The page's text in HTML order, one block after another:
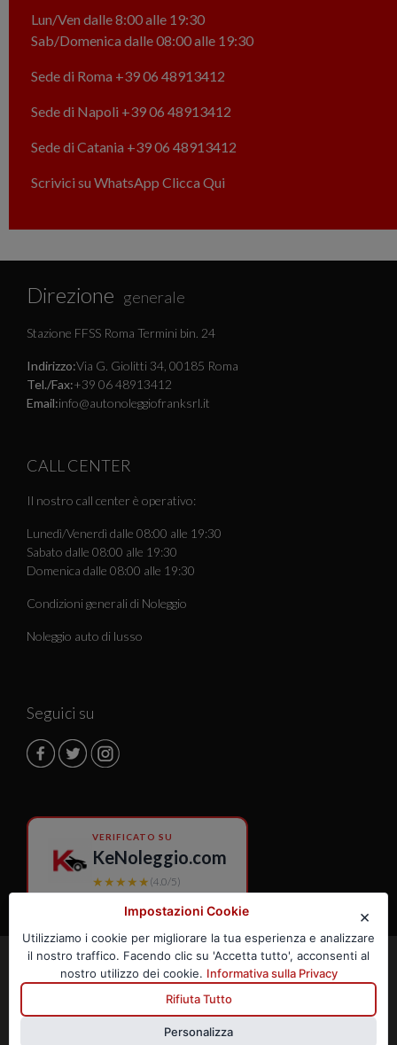
Lun/Ven dalle 8:00 alle 19:30
Sab/Domenica dalle 08:00 alle 19:30
Sede di Roma +39 06 48913412
Sede di Napoli +39 06 48913412
Sede di Catania +39 06 48913412
Scrivici su WhatsApp Clicca Qui
Direzione generale
Stazione FFSS Roma Termini bin. 24
Indirizzo:Via G. Giolitti 34, 00185 Roma
Tel./Fax:+39 06 48913412
Email:info@autonoleggiofranksrl.it
CALL CENTER
Il nostro call center è operativo:
Lunedì/Venerdì dalle 08:00 alle 19:30
Sabato dalle 08:00 alle 19:30
Domenica dalle 08:00 alle 19:30
Condizioni generali di Noleggio
Noleggio auto di lusso
Seguici su
VERIFICATO SU
KeNoleggio.com
★★★★★ (4.0/5)
FRANK ROMA S.R.L. by
Frank Autonoleggio® -
Direzione Generale: Via dei
Sardi 25 - 00185 Roma (RM) -
Impostazioni Cookie ×
Utilizziamo i cookie per migliorare la tua esperienza e analizzare
il nostro traffico. Facendo clic su 'Accetta tutto', acconsenti al
nostro utilizzo dei cookie. Informativa sulla Privacy
Rifiuta Tutto
Personalizza